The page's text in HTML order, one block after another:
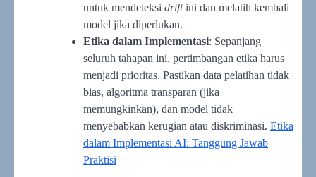
untuk mendeteksi driftini dan melatih kembali
model jika diperlukan.
Etika dalam Implementasi: Sepanjang
seluruh tahapan ini, pertimbangan etika harus
menjadi prioritas. Pastikan data pelatihan tidak
bias, algoritma transparan (jika
memungkinkan), dan model tidak
menyebabkan kerugian atau diskriminasi. Etika
dalam Implementasi AI: Tanggung Jawab
Praktisi